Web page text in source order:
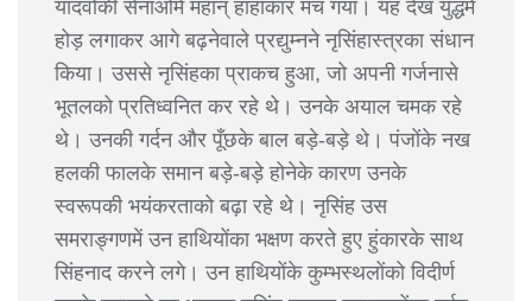
यादवोंकी सेनाओंमें महान् हाहाकार मच गया। यह देख युद्धमें
होड़ लगाकर आगे बढ़नेवाले प्रद्युम्नने नृसिंहास्त्रका संधान
किया। उससे नृसिंहका प्राकच हुआ, जो अपनी गर्जनासे
भूतलको प्रतिध्वनित कर रहे थे। उनके अयाल चमक रहे
थे। उनकी गर्दन और पूँछके बाल बड़े-बड़े थे। पंजोंके नख
हलकी फालके समान बड़े-बड़े होनेके कारण उनके
स्वरूपकी भयंकरताको बढ़ा रहे थे। नृसिंह उस
समराङ्गणमें उन हाथियोंका भक्षण करते हुए हुंकारके साथ
सिंहनाद करने लगे। उन हाथियोंके कुम्भस्थलोंको विदीर्ण